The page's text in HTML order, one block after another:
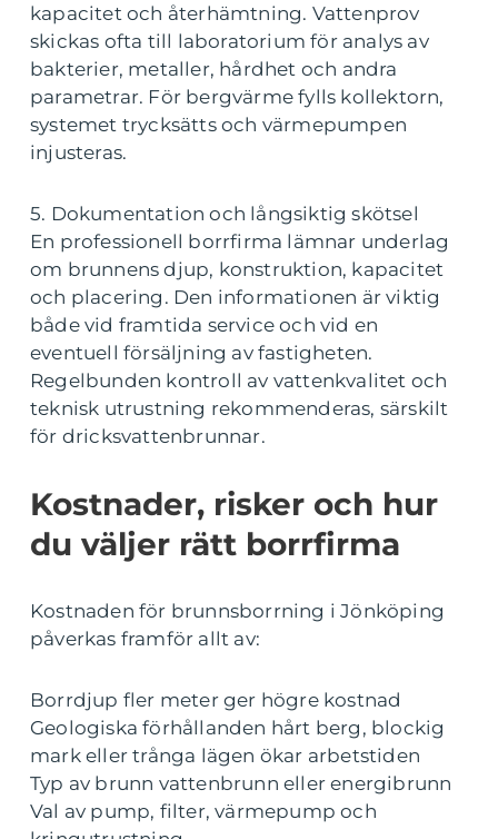
kapacitet och återhämtning. Vattenprov
skickas ofta till laboratorium för analys av
bakterier, metaller, hårdhet och andra
parametrar. För bergvärme fylls kollektorn,
systemet trycksätts och värmepumpen
injusteras.
5. Dokumentation och långsiktig skötsel
En professionell borrfirma lämnar underlag
om brunnens djup, konstruktion, kapacitet
och placering. Den informationen är viktig
både vid framtida service och vid en
eventuell försäljning av fastigheten.
Regelbunden kontroll av vattenkvalitet och
teknisk utrustning rekommenderas, särskilt
för dricksvattenbrunnar.
Kostnader, risker och hur
du väljer rätt borrfirma
Kostnaden för brunnsborrning i Jönköping
påverkas framför allt av:
Borrdjup fler meter ger högre kostnad
Geologiska förhållanden hårt berg, blockig
mark eller trånga lägen ökar arbetstiden
Typ av brunn vattenbrunn eller energibrunn
Val av pump, filter, värmepump och